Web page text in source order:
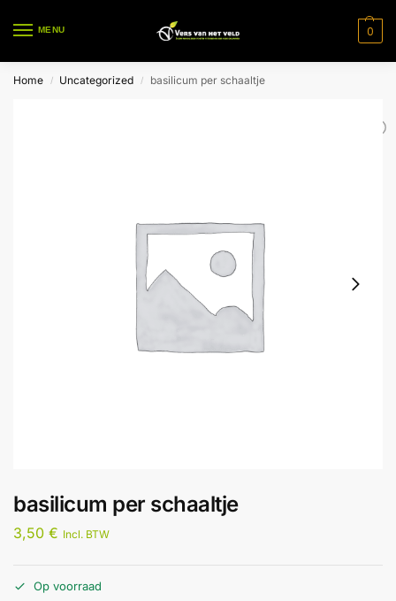
MENU 0
Home / Uncategorized / basilicum per schaaltje
basilicum per schaaltje
3,50 € Incl. BTW
Op voorraad